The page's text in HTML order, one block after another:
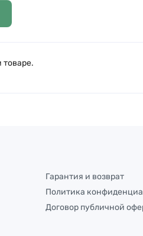
товаре.
Гарантия и возврат
Политика
Договор публичной